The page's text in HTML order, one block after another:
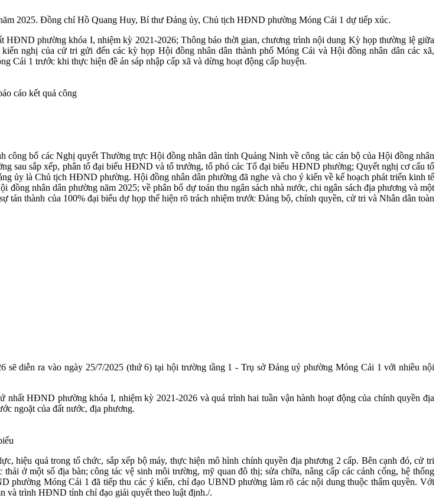
2025. Đồng chí Hồ Quang Huy, Bí thư Đảng ủy, Chủ tịch HĐND phường Móng Cái 1 dự tiếp xúc.
phường khóa I, nhiệm kỳ 2021-2026; Thông báo thời gian, chương trình nội dung Kỳ họp thường lệ giữa
nghị của cử tri gửi đến các kỳ họp Hội đồng nhân dân thành phố Móng Cái và Hội đồng nhân dân các xã,
1 trước khi thực hiện đề án sáp nhập cấp xã và dừng hoạt động cấp huyện.
cáo kết quả công
bố các Nghị quyết Thường trực Hội đồng nhân dân tỉnh Quảng Ninh về công tác cán bộ của Hội đồng nhân
sau sắp xếp, phân tổ đại biểu HĐND và tổ trưởng, tổ phó các Tổ đại biểu HĐND phường; Quyết nghị cơ cấu tổ
là Chủ tịch HĐND phường. Hội đồng nhân dân phường đã nghe và cho ý kiến về kế hoạch phát triển kinh tế
nhân dân phường năm 2025; về phân bổ dự toán thu ngân sách nhà nước, chi ngân sách địa phương và một
tán thành của 100% đại biểu dự họp thể hiện rõ trách nhiệm trước Đảng bộ, chính quyền, cử tri và Nhân dân toàn
diễn ra vào ngày 25/7/2025 (thứ 6) tại hội trường tầng 1 - Trụ sở Đảng uỷ phường Móng Cái 1 với nhiều nội
HĐND phường khóa I, nhiệm kỳ 2021-2026 và quá trình hai tuần vận hành hoạt động của chính quyền địa
ngoặt của đất nước, địa phương.
hiệu quả trong tổ chức, sắp xếp bộ máy, thực hiện mô hình chính quyền địa phương 2 cấp. Bên cạnh đó, cử tri
ở một số địa bàn; công tác vệ sinh môi trường, mỹ quan đô thị; sửa chữa, nâng cấp các cánh cống, hệ thống
Móng Cái 1 đã tiếp thu các ý kiến, chỉ đạo UBND phường làm rõ các nội dung thuộc thẩm quyền. Với
và trình HĐND tỉnh chỉ đạo giải quyết theo luật định./.